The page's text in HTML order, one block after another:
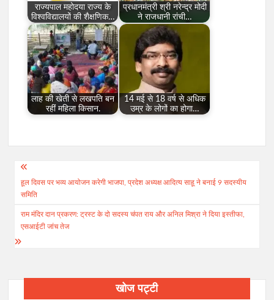
राज्यपाल महोदया राज्य के
विश्वविद्यालयों की शैक्षणिक…
प्रधानमंत्री श्री नरेन्द्र मोदी
ने राजधानी रांची…
लाह की खेती से लखपति बन
रहीं महिला किसान.
14 मई से 18 वर्ष से अधिक
उम्र के लोगों का होगा…
Post
navigation
हूल दिवस पर भव्य आयोजन करेगी भाजपा, प्रदेश अध्यक्ष आदित्य साहू ने बनाई 9 सदस्यीय
समिति
राम मंदिर दान प्रकरण: ट्रस्ट के दो सदस्य चंपत राय और अनिल मिश्रा ने दिया इस्तीफा,
एसआईटी जांच तेज
खोज पट्टी